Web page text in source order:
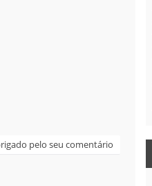
pelo seu comentário